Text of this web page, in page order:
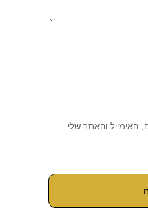
האימייל והאתר שלי